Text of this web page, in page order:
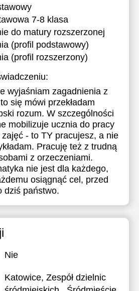
7-8 klasa
do matury rozszerzonej
(profil podstawowy)
(profil rozszerzony)
wyjaśniam zagadnienia z
się mówi przekładam
rozum. W szczególności
mobilizuje ucznia do pracy
- to TY pracujesz, a nie
Pracuję też z trudną
z orzeczeniami.
nie jest dla każdego,
osiągnąć cel, przed
dziś państwo.
Nie
Katowice, Zespół dzielnic